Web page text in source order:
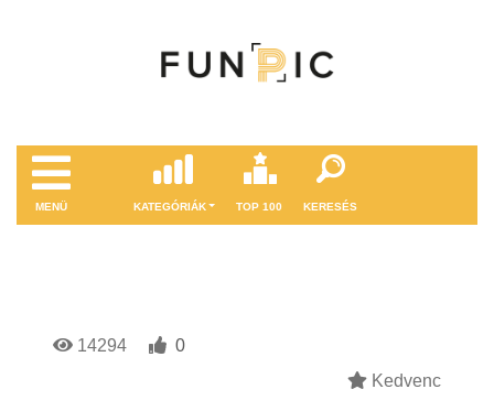
MENÜ KATEGÓRIÁK TOP 100 KERESÉS
14294
0
Kedvenc